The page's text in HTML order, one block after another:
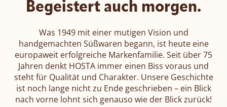
Begeistert auch morgen.
Was 1949 mit einer mutigen Vision und
handgemachten Süßwaren begann, ist heute eine
europaweit erfolgreiche Markenfamilie. Seit über 75
Jahren denkt HOSTA immer einen Biss voraus und
steht für Qualität und Charakter. Unsere Geschichte
ist noch lange nicht zu Ende geschrieben – ein Blick
nach vorne lohnt sich genauso wie der Blick zurück!